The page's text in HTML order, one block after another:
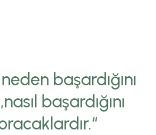
başardığını
başardığını